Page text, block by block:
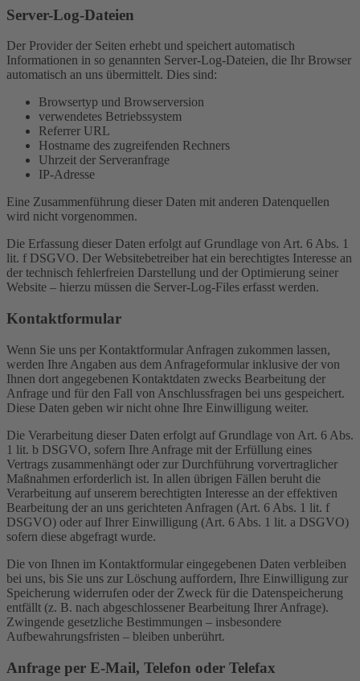
Server-Log-Dateien
Der Provider der Seiten erhebt und speichert automatisch
Informationen in so genannten Server-Log-Dateien, die Ihr Browser
automatisch an uns übermittelt. Dies sind:
Browsertyp und Browserversion
verwendetes Betriebssystem
Referrer URL
Hostname des zugreifenden Rechners
Uhrzeit der Serveranfrage
IP-Adresse
Eine Zusammenführung dieser Daten mit anderen Datenquellen
wird nicht vorgenommen.
Die Erfassung dieser Daten erfolgt auf Grundlage von Art. 6 Abs. 1
lit. f DSGVO. Der Websitebetreiber hat ein berechtigtes Interesse an
der technisch fehlerfreien Darstellung und der Optimierung seiner
Website – hierzu müssen die Server-Log-Files erfasst werden.
Kontaktformular
Wenn Sie uns per Kontaktformular Anfragen zukommen lassen,
werden Ihre Angaben aus dem Anfrageformular inklusive der von
Ihnen dort angegebenen Kontaktdaten zwecks Bearbeitung der
Anfrage und für den Fall von Anschlussfragen bei uns gespeichert.
Diese Daten geben wir nicht ohne Ihre Einwilligung weiter.
Die Verarbeitung dieser Daten erfolgt auf Grundlage von Art. 6 Abs.
1 lit. b DSGVO, sofern Ihre Anfrage mit der Erfüllung eines
Vertrags zusammenhängt oder zur Durchführung vorvertraglicher
Maßnahmen erforderlich ist. In allen übrigen Fällen beruht die
Verarbeitung auf unserem berechtigten Interesse an der effektiven
Bearbeitung der an uns gerichteten Anfragen (Art. 6 Abs. 1 lit. f
DSGVO) oder auf Ihrer Einwilligung (Art. 6 Abs. 1 lit. a DSGVO)
sofern diese abgefragt wurde.
Die von Ihnen im Kontaktformular eingegebenen Daten verbleiben
bei uns, bis Sie uns zur Löschung auffordern, Ihre Einwilligung zur
Speicherung widerrufen oder der Zweck für die Datenspeicherung
entfällt (z. B. nach abgeschlossener Bearbeitung Ihrer Anfrage).
Zwingende gesetzliche Bestimmungen – insbesondere
Aufbewahrungsfristen – bleiben unberührt.
Anfrage per E-Mail, Telefon oder Telefax